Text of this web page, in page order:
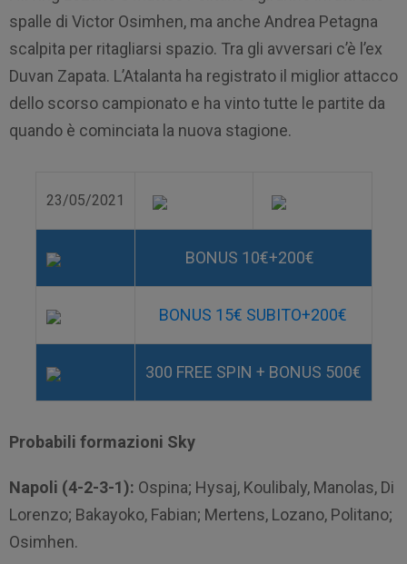
spalle di Victor Osimhen, ma anche Andrea Petagna
scalpita per ritagliarsi spazio. Tra gli avversari c’è l’ex
Duvan Zapata. L’Atalanta ha registrato il miglior attacco
dello scorso campionato e ha vinto tutte le partite da
quando è cominciata la nuova stagione.
23/05/2021
BONUS 10€+200€
BONUS 15€ SUBITO+200€
300 FREE SPIN + BONUS 500€
Probabili formazioni Sky
Napoli (4-2-3-1): Ospina; Hysaj, Koulibaly, Manolas, Di
Lorenzo; Bakayoko, Fabian; Mertens, Lozano, Politano;
Osimhen.